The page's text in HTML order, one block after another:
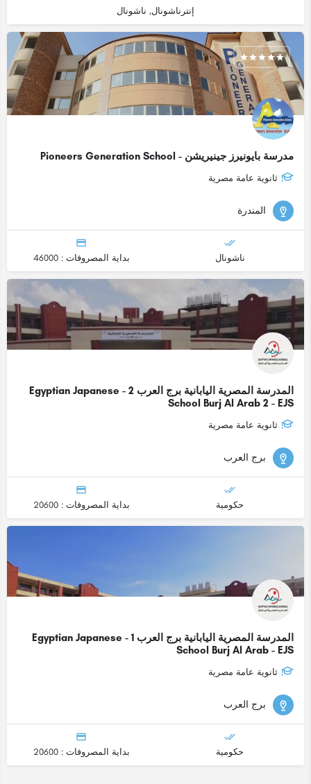
إنترناشونال, ناشونال
مدرسة بايونيرز جينيريشن - Pioneers Generation School
ثانوية عامة مصرية
المندرة
ناشونال بداية المصروفات : 46000
المدرسة المصرية اليابانية برج العرب 2 - Egyptian Japanese
School Burj Al Arab 2 - EJS
ثانوية عامة مصرية
برج العرب
حكومية بداية المصروفات : 20600
المدرسة المصرية اليابانية برج العرب 1 - Egyptian Japanese
School Burj Al Arab - EJS
ثانوية عامة مصرية
برج العرب
حكومية بداية المصروفات : 20600